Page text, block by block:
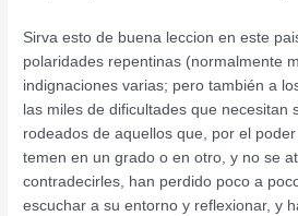
Sirva esto de buena leccion en este
polaridades repentinas (normalmente
indignaciones varias; pero también a
las miles de dificultades que necesitan
rodeados de aquellos que, por el
temen en un grado o en otro, y no se
contradecirles, han perdido poco a
escuchar a su entorno y reflexionar, y